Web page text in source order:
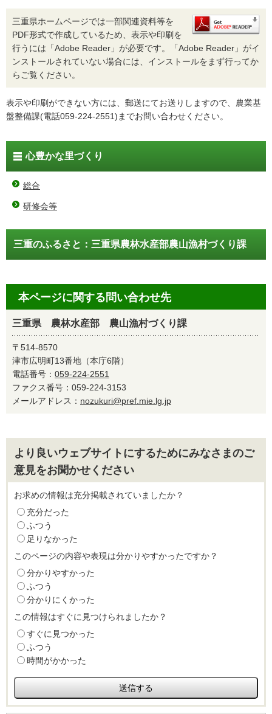
三重県ホームページでは一部関連資料等を
PDF形式で作成しているため、表示や印刷を
行うには「Adobe Reader」が必要です。「Adobe Reader」がイ
ンストールされていない場合には、インストールをまず行ってか
らご覧ください。
表示や印刷ができない方には、郵送にてお送りしますので、農業基
盤整備課(電話059-224-2551)までお問い合わせください。
心豊かな里づくり
総合
研修会等
三重のふるさと：三重県農林水産部農山漁村づくり課
本ページに関する問い合わせ先
三重県 農林水産部 農山漁村づくり課
〒514-8570
津市広明町13番地（本庁6階）
電話番号： 059-224-2551
ファクス番号：059-224-3153
メールアドレス： nozukuri@pref.mie.lg.jp
より良いウェブサイトにするためにみなさまのご
意見をお聞かせください
お求めの情報は充分掲載されていましたか？
充分だった
ふつう
足りなかった
このページの内容や表現は分かりやすかったですか？
分かりやすかった
ふつう
分かりにくかった
この情報はすぐに見つけられましたか？
すぐに見つかった
ふつう
時間がかかった